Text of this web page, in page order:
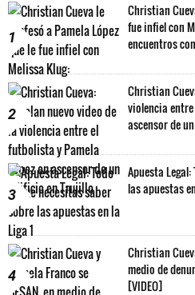
1
Christian
fue infiel con
encuentros
2
Christian
violencia
ascensor de
3
Apuesta
las apuestas
4
Christian
medio de
[VIDEO]